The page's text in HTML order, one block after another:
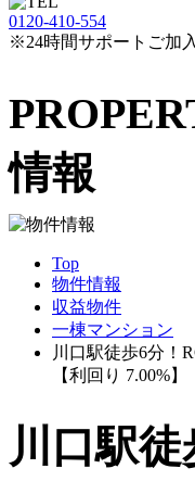
0120-410-554
※24時間サポートご加
情報
Top
物件情報
収益物件
一棟マンション
川口駅徒歩6分！
【利回り 7.00%】
川口駅徒